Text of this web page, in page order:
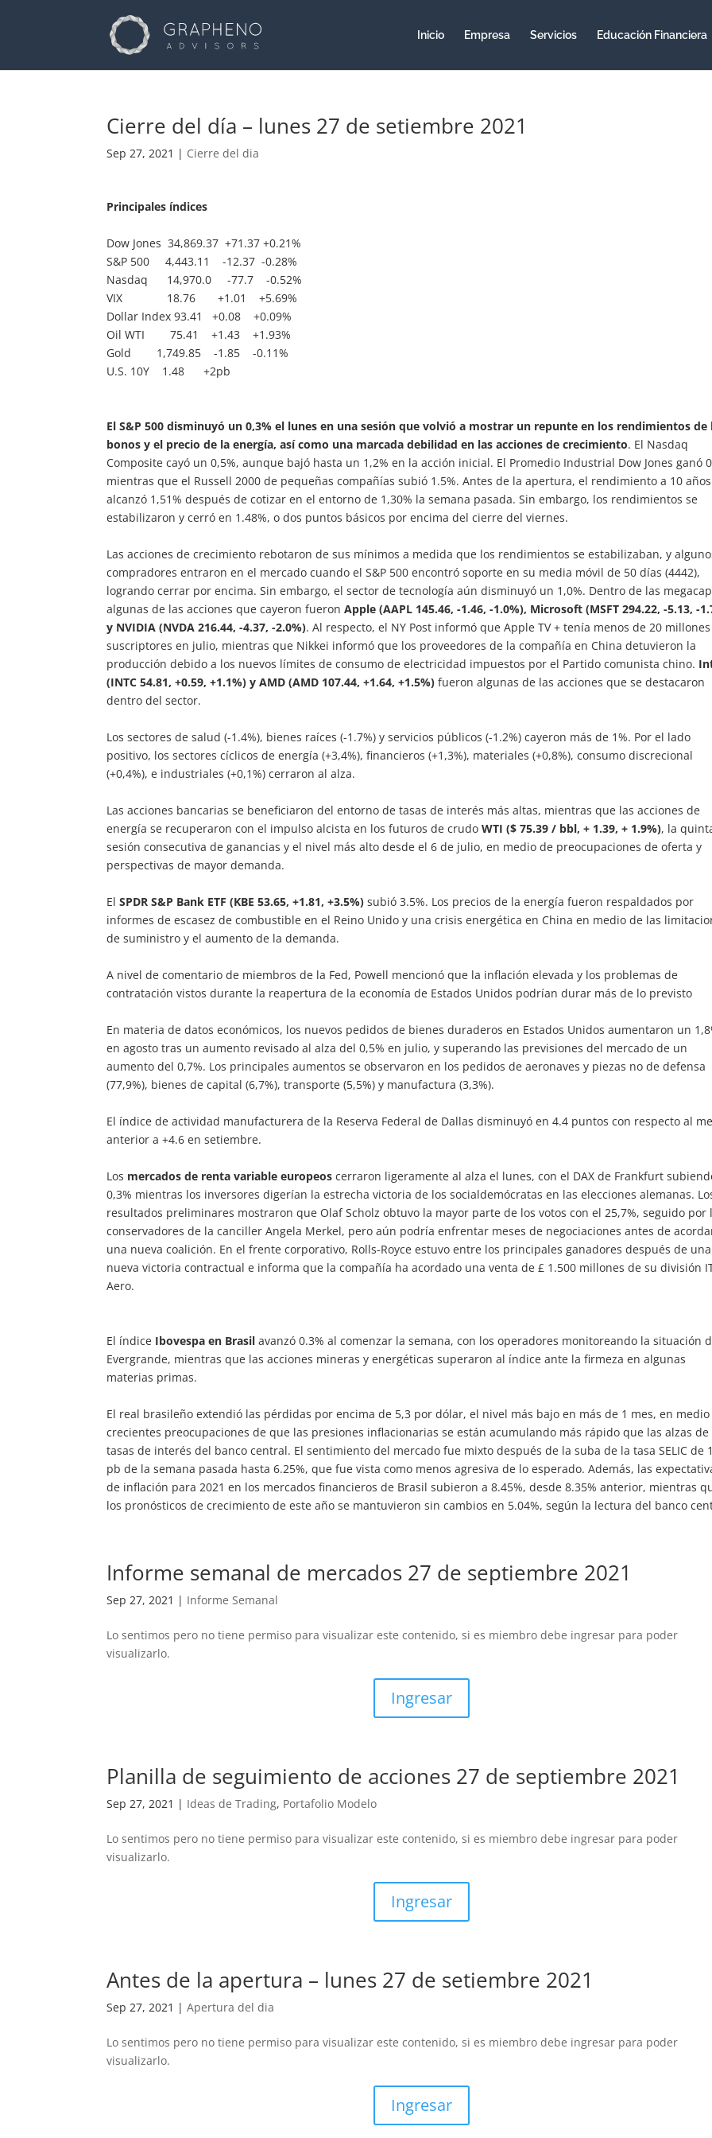
Inicio Empresa Servicios Educación Financiera
Cierre del día – lunes 27 de setiembre 2021
Sep 27, 2021 | Cierre del dia
Principales índices
Dow Jones 34,869.37 +71.37 +0.21%
S&P 500 4,443.11 -12.37 -0.28%
Nasdaq 14,970.0 -77.7 -0.52%
VIX 18.76 +1.01 +5.69%
Dollar Index 93.41 +0.08 +0.09%
Oil WTI 75.41 +1.43 +1.93%
Gold 1,749.85 -1.85 -0.11%
U.S. 10Y 1.48 +2pb
El S&P 500 disminuyó un 0,3% el lunes en una sesión que volvió a mostrar un repunte en los rendimientos de
bonos y el precio de la energía, así como una marcada debilidad en las acciones de crecimiento. El Nasdaq
Composite cayó un 0,5%, aunque bajó hasta un 1,2% en la acción inicial. El Promedio Industrial Dow Jones ganó
mientras que el Russell 2000 de pequeñas compañías subió 1.5%. Antes de la apertura, el rendimiento a 10 años
alcanzó 1,51% después de cotizar en el entorno de 1,30% la semana pasada. Sin embargo, los rendimientos se
estabilizaron y cerró en 1.48%, o dos puntos básicos por encima del cierre del viernes.
Las acciones de crecimiento rebotaron de sus mínimos a medida que los rendimientos se estabilizaban, y
compradores entraron en el mercado cuando el S&P 500 encontró soporte en su media móvil de 50 días (4442),
logrando cerrar por encima. Sin embargo, el sector de tecnología aún disminuyó un 1,0%. Dentro de las megacap
algunas de las acciones que cayeron fueronApple (AAPL 145.46, -1.46, -1.0%), Microsoft (MSFT 294.22, -5.13, -
y NVIDIA (NVDA 216.44, -4.37, -2.0%). Al respecto, el NY Post informó que Apple TV + tenía menos de 20
suscriptores en julio, mientras que Nikkei informó que los proveedores de la compañía en China detuvieron la
producción debido a los nuevos límites de consumo de electricidad impuestos por el Partido comunista chino.
(INTC 54.81, +0.59, +1.1%) y AMD (AMD 107.44, +1.64, +1.5%) fueron algunas de las acciones que se destacaron
dentro del sector.
Los sectores de salud (-1.4%), bienes raíces (-1.7%) y servicios públicos (-1.2%) cayeron más de 1%. Por el lado
positivo, los sectores cíclicos de energía (+3,4%), financieros (+1,3%), materiales (+0,8%), consumo discrecional
(+0,4%), e industriales (+0,1%) cerraron al alza.
Las acciones bancarias se beneficiaron del entorno de tasas de interés más altas, mientras que las acciones de
energía se recuperaron con el impulso alcista en los futuros de crudoWTI ($ 75.39 / bbl, + 1.39, + 1.9%), la
sesión consecutiva de ganancias y el nivel más alto desde el 6 de julio, en medio de preocupaciones de oferta y
perspectivas de mayor demanda.
ElSPDR S&P Bank ETF (KBE 53.65, +1.81, +3.5%) subió 3.5%. Los precios de la energía fueron respaldados por
informes de escasez de combustible en el Reino Unido y una crisis energética en China en medio de las
de suministro y el aumento de la demanda.
A nivel de comentario de miembros de la Fed, Powell mencionó que la inflación elevada y los problemas de
contratación vistos durante la reapertura de la economía de Estados Unidos podrían durar más de lo previsto
En materia de datos económicos, los nuevos pedidos de bienes duraderos en Estados Unidos aumentaron un
en agosto tras un aumento revisado al alza del 0,5% en julio, y superando las previsiones del mercado de un
aumento del 0,7%. Los principales aumentos se observaron en los pedidos de aeronaves y piezas no de defensa
(77,9%), bienes de capital (6,7%), transporte (5,5%) y manufactura (3,3%).
El índice de actividad manufacturera de la Reserva Federal de Dallas disminuyó en 4.4 puntos con respecto al
anterior a +4.6 en setiembre.
Los mercados de renta variable europeos cerraron ligeramente al alza el lunes, con el DAX de Frankfurt
0,3% mientras los inversores digerían la estrecha victoria de los socialdemócratas en las elecciones alemanas.
resultados preliminares mostraron que Olaf Scholz obtuvo la mayor parte de los votos con el 25,7%, seguido por
conservadores de la canciller Angela Merkel, pero aún podría enfrentar meses de negociaciones antes de
una nueva coalición. En el frente corporativo, Rolls-Royce estuvo entre los principales ganadores después de una
nueva victoria contractual e informa que la compañía ha acordado una venta de £ 1.500 millones de su división
Aero.
El índice Ibovespa en Brasil avanzó 0.3% al comenzar la semana, con los operadores monitoreando la situación
Evergrande, mientras que las acciones mineras y energéticas superaron al índice ante la firmeza en algunas
materias primas.
El real brasileño extendió las pérdidas por encima de 5,3 por dólar, el nivel más bajo en más de 1 mes, en
crecientes preocupaciones de que las presiones inflacionarias se están acumulando más rápido que las alzas de
tasas de interés del banco central. El sentimiento del mercado fue mixto después de la suba de la tasa SELIC de
pb de la semana pasada hasta 6.25%, que fue vista como menos agresiva de lo esperado. Además, las
de inflación para 2021 en los mercados financieros de Brasil subieron a 8.45%, desde 8.35% anterior, mientras
los pronósticos de crecimiento de este año se mantuvieron sin cambios en 5.04%, según la lectura del banco
Informe semanal de mercados 27 de septiembre 2021
Sep 27, 2021 | Informe Semanal
Lo sentimos pero no tiene permiso para visualizar este contenido, si es miembro debe ingresar para poder
visualizarlo.
Ingresar
Planilla de seguimiento de acciones 27 de septiembre 2021
Sep 27, 2021 | Ideas de Trading, Portafolio Modelo
Lo sentimos pero no tiene permiso para visualizar este contenido, si es miembro debe ingresar para poder
visualizarlo.
Ingresar
Antes de la apertura – lunes 27 de setiembre 2021
Sep 27, 2021 |Apertura del dia
Lo sentimos pero no tiene permiso para visualizar este contenido, si es miembro debe ingresar para poder
visualizarlo.
Ingresar